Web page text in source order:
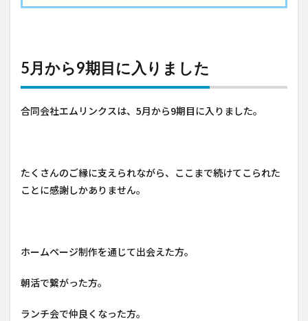
5月から9期目に入りました
合同会社エムリンクスは、5月から9期目に入りました。
たくさんのご縁に支えられながら、ここまで続けてこられた
ことに感謝しかありません。
ホームページ制作を通じて出会えた方。
朝活で繋がった方。
ランチ会で仲良くなった方。